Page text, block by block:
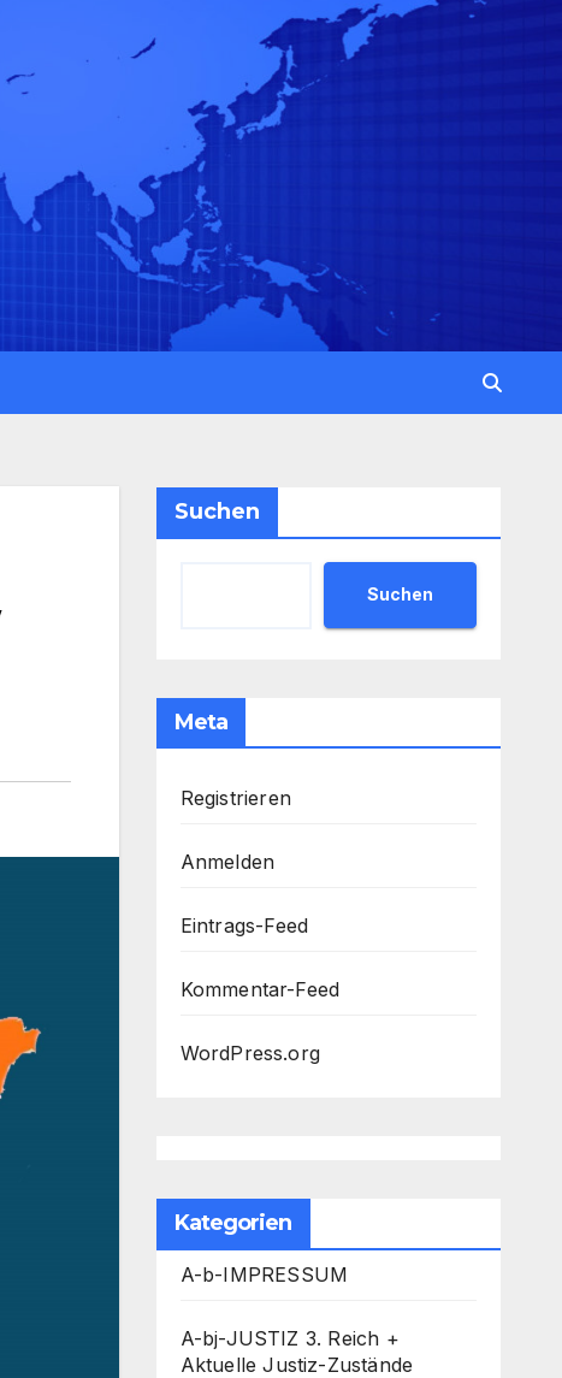
Suchen
Suchen
Meta
Registrieren
Anmelden
Eintrags-Feed
Kommentar-Feed
WordPress.org
Kategorien
A-b-IMPRESSUM
A-bj-JUSTIZ 3. Reich +
Aktuelle Justiz-Zustände